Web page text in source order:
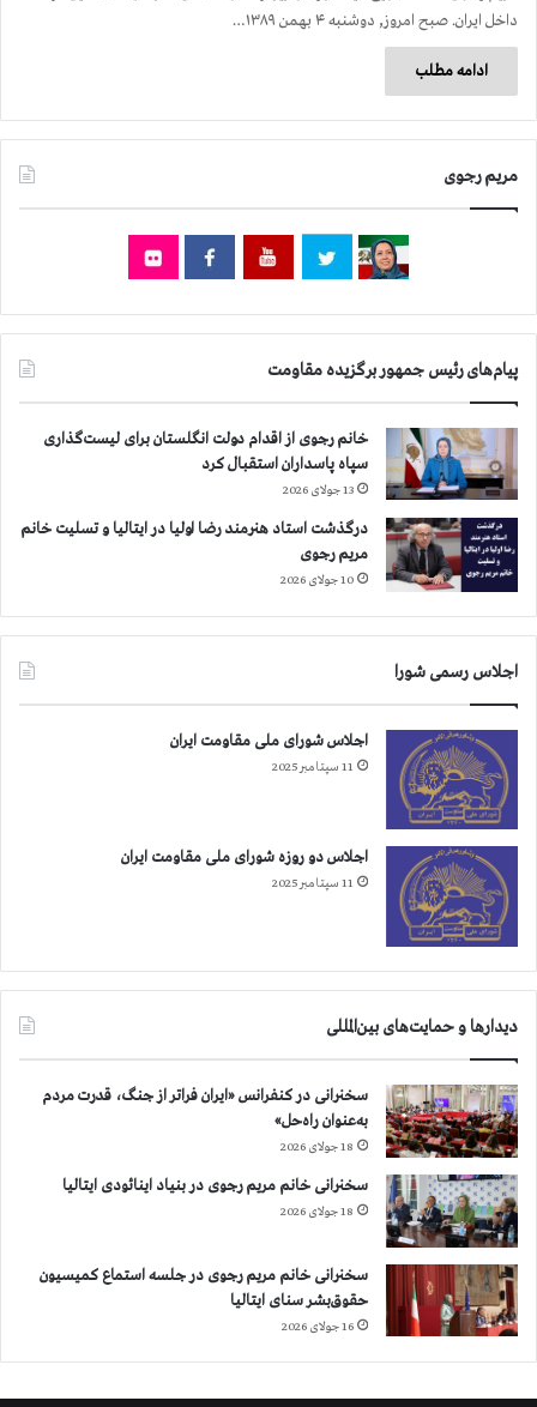
داخل ایران. صبح امروز, دوشنبه ۴ بهمن ۱۳۸۹…
ادامه مطلب
مریم رجوی
پیام‌های رئیس جمهور برگزیده مقاومت
خانم رجوی از اقدام دولت انگلستان برای لیست‌گذاری
سپاه پاسداران استقبال کرد
13 جولای 2026
درگذشت استاد هنرمند رضا اولیا در ایتالیا و تسلیت خانم
مریم رجوی
10 جولای 2026
اجلاس رسمی شورا
اجلاس شورای ملی مقاومت ایران
11 سپتامبر 2025
اجلاس دو روزه شورای ملی مقاومت ایران
11 سپتامبر 2025
دیدارها و حمایت‌های بین‌المللی
سخنرانی در کنفرانس «ایران فراتر از جنگ، قدرت مردم
به‌عنوان راه‌حل»
18 جولای 2026
سخنرانی خانم مریم رجوی در بنیاد اینائودی ایتالیا
18 جولای 2026
سخنرانی خانم مریم رجوی در جلسه استماع کمیسیون
حقوق‌بشر سنای ایتالیا
16 جولای 2026